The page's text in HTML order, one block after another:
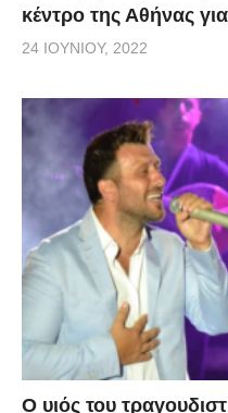
κέντρο της Αθήνας
24 ΙΟΥΝΊΟΥ, 2022
O υιός του